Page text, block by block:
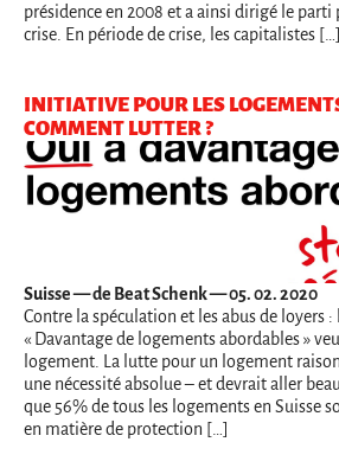
présidence en 2008 et a ainsi dirigé le parti
crise. En période de crise, les capitalistes […]
INITIATIVE POUR LES
COMMENT LUTTER ?
Suisse— de Beat Schenk — 05. 02. 2020
Contre la spéculation et les abus de loyers
« Davantage de logements abordables »
logement. La lutte pour un logement
une nécessité absolue – et devrait aller
que 56% de tous les logements en Suisse
en matière de protection […]